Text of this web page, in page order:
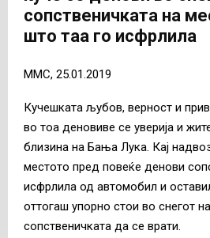
сопственичката на
што таа го исфрлила
ММС, 25.01.2019
Кучешката љубов, верност и
во тоа деновиве се уверија и
близина на Бања Лука. Кај
местото пред повеќе денови
исфрлила од автомобил и
оттогаш упорно стои во снегот
сопственичката да се врати.